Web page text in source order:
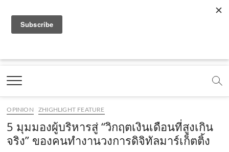
a
e
b
o
o
k
o
t
b
e
.
.
o
e
m
e
t
g
r
a
t
k
.
c
Marketing Oops!
DIGITAL | CREATIVE | ADVERTISING | CAMPAIGN |
OPINION ZHIGHLIGHT FEATURE
5 มุมมองผู้บริหารสู่ “วิกฤตเงินเดือนที่สูงเกิน
จริง” ของคนทำงานวงการดิจิทัลมาร์เก็ตติ้ง